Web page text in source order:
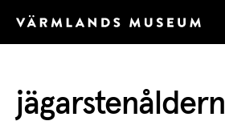
jägarstenåldern